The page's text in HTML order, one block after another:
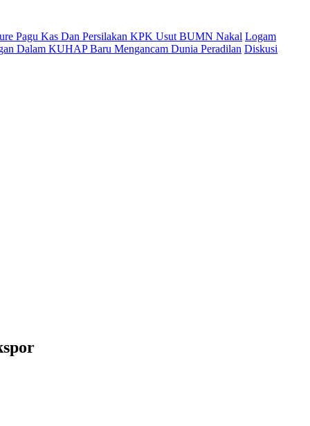
Pagu Kas Dan Persilakan KPK Usut BUMN Nakal Logam
Dalam KUHAP Baru Mengancam Dunia Peradilan Diskusi